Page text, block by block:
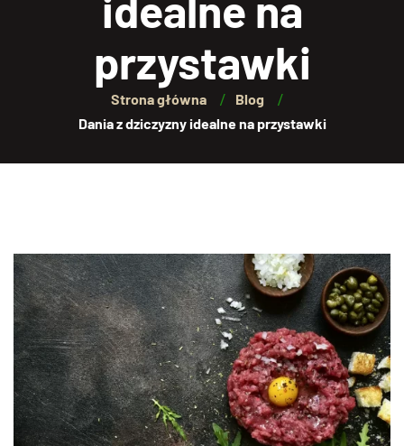
przystawki
Strona główna
Blog
Dania z dziczyzny idealne na przystawki